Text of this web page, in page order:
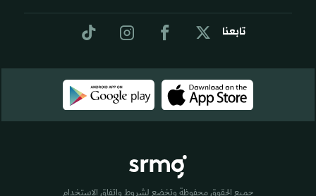
تابعنا
جميع الحقوق محفوظة وتخضع لشروط واتفاق الاستخدام